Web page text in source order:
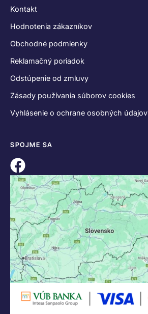
Kontakt
Hodnotenia zákazníkov
Obchodné podmienky
Reklamačný poriadok
Odstúpenie od zmluvy
Zásady používania súborov cookies
Vyhlásenie o ochrane osobných údajov
SPOJME SA